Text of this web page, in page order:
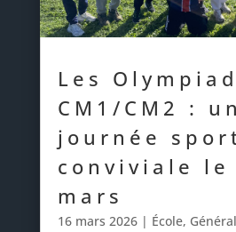
Les
CM1/CM2 :
journée
conviviale le
mars
16 mars 2026| École, Général